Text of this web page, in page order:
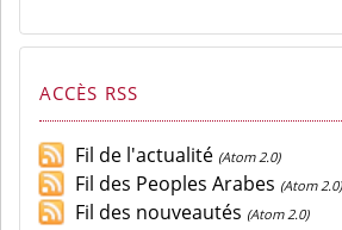
ACCÈS RSS
Fil de l'actualité (Atom 2.0)
Fil des Peoples Arabes (Atom 2.0)
Fil des nouveautés (Atom 2.0)